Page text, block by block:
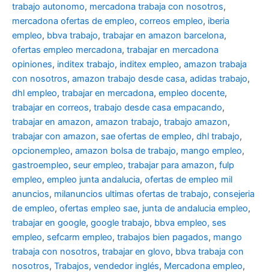
trabajo autonomo, mercadona trabaja con nosotros,
mercadona ofertas de empleo, correos empleo, iberia
empleo, bbva trabajo, trabajar en amazon barcelona,
ofertas empleo mercadona, trabajar en mercadona
opiniones, inditex trabajo, inditex empleo, amazon trabaja
con nosotros, amazon trabajo desde casa, adidas trabajo,
dhl empleo, trabajar en mercadona, empleo docente,
trabajar en correos, trabajo desde casa empacando,
trabajar en amazon, amazon trabajo, trabajo amazon,
trabajar con amazon, sae ofertas de empleo, dhl trabajo,
opcionempleo, amazon bolsa de trabajo, mango empleo,
gastroempleo, seur empleo, trabajar para amazon, fulp
empleo, empleo junta andalucia, ofertas de empleo mil
anuncios, milanuncios ultimas ofertas de trabajo, consejeria
de empleo, ofertas empleo sae, junta de andalucia empleo,
trabajar en google, google trabajo, bbva empleo, ses
empleo, sefcarm empleo, trabajos bien pagados, mango
trabaja con nosotros, trabajar en glovo, bbva trabaja con
nosotros, Trabajos, vendedor inglés, Mercadona empleo,